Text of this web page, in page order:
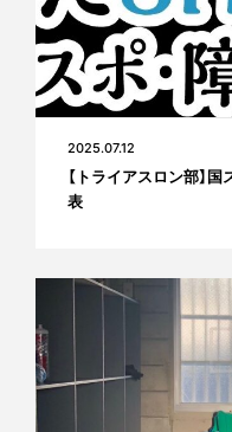
2025.07.12
【トライアスロン部】
表